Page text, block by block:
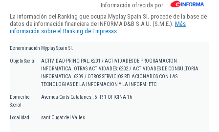
Información ofrecida por
La información del Ranking que ocupa Myplay Spain Sl. procede de la base de
datos de información financiera de INFORMA D&B S.A.U. (S.M.E.). Más
información sobre el Ranking de Empresas.
Denominación Myplay Spain Sl.
Objeto Social
ACTIVIDAD PRINCIPAL: 6201 / ACTIVIDADES DE PROGRAMACION
INFORMATICA. OTRAS ACTIVIDADES: 6202 / ACTIVIDADES DE CONSULTORIA
INFORMATICA. 6209 / OTROS SERVICIOS RELACIONADOS CON LAS
TECNOLOGIAS DE LA INFORMACION Y LA INFORM. ETC
Domicilio
Social
Avenida Corts Catalanes , 5 - P. 1 OFICINA 16
Localidad sant Cugat del Valles